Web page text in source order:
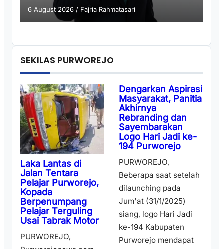
6 August 2026 / Fajria Rahmatasari
SEKILAS PURWOREJO
Laka Lantas di
Jalan Tentara
Pelajar Purworejo,
Kopada
Berpenumpang
Pelajar Terguling
Usai Tabrak Motor
PURWOREJO,
Dengarkan Aspirasi
Masyarakat, Panitia
Akhirnya
Rebranding dan
Sayembarakan
Logo Hari Jadi ke-
194 Purworejo
PURWOREJO,
Beberapa saat setelah
dilaunching pada
Jum'at (31/1/2025)
siang, logo Hari Jadi
ke-194 Kabupaten
Purworejo mendapat